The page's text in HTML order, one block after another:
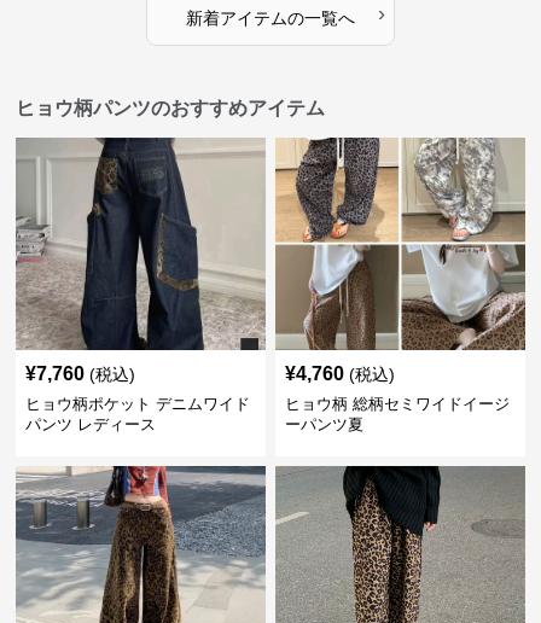
新着アイテムの一覧へ ›
ヒョウ柄パンツのおすすめアイテム
¥7,760 (税込)
ヒョウ柄ポケット デニムワイド
パンツ レディース
¥4,760 (税込)
ヒョウ柄 総柄セミワイドイージ
ーパンツ夏